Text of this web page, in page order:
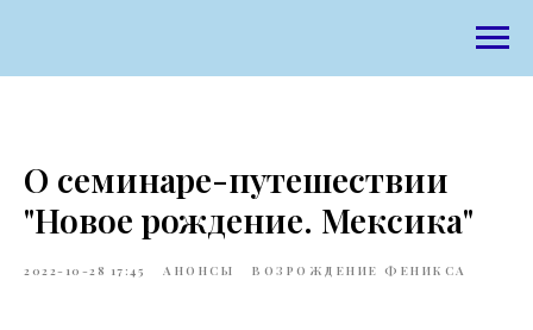
О семинаре-путешествии
"Новое рождение. Мексика"
2022-10-28 17:45 АНОНСЫ ВОЗРОЖДЕНИЕ ФЕНИКСА